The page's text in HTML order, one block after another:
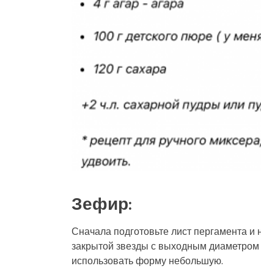
Зефир:
Сначала подготовьте лист пергамента
закрытой звезды с выходным
использовать форму небольшую.